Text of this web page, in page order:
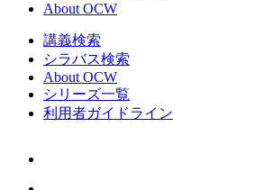
About OCW
講義検索
シラバス検索
About OCW
シリーズ一覧
利用者ガイドライン